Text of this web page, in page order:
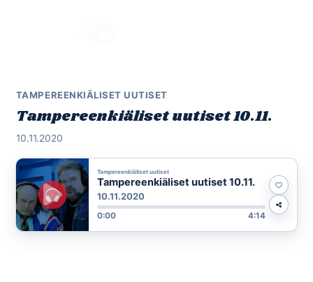
TAMPEREENKIÄLISET UUTISET
Tampereenkiäliset uutiset 10.11.
10.11.2020
Tampereenkiäliset uutiset
Tampereenkiäliset uutiset 10.11.
10.11.2020
0:00 4:14